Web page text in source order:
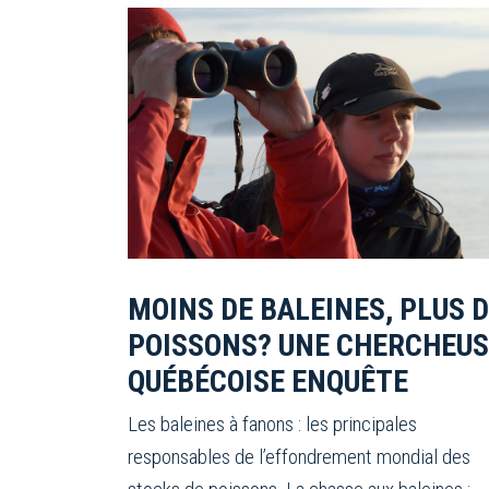
MOINS DE BALEINES, PLUS
POISSONS? UNE
QUÉBÉCOISE ENQUÊTE
Les baleines à fanons : les principales
responsables de l’effondrement mondial des